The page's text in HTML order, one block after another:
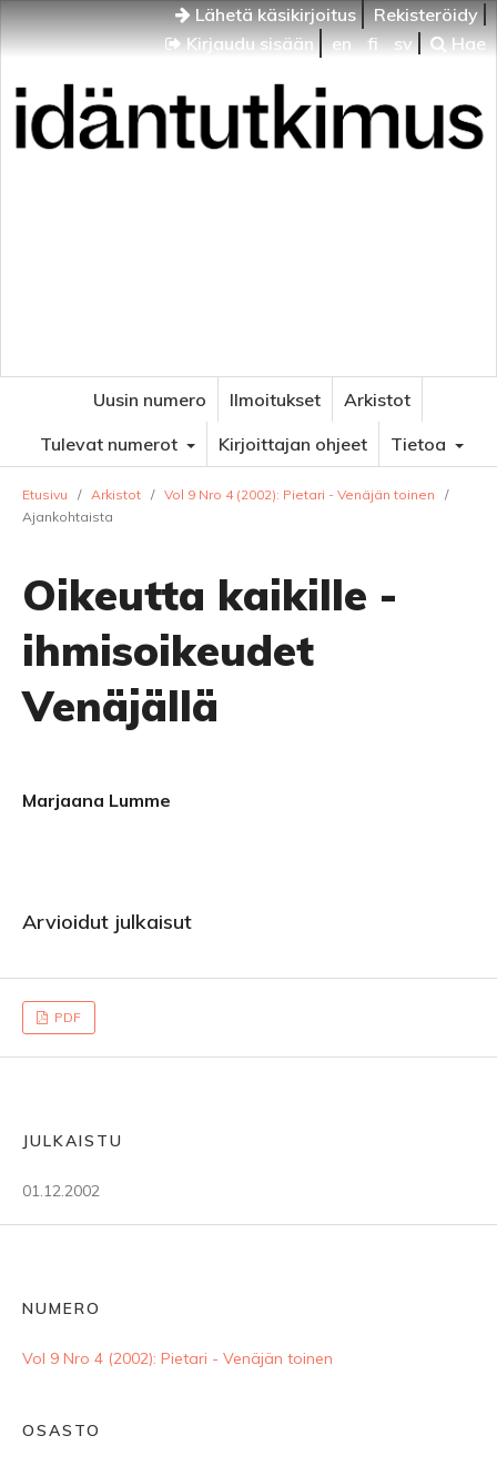
Lähetä käsikirjoitus
Rekisteröidy
Kirjaudu sisään
en fi sv Hae
Uusin numero Ilmoitukset
Arkistot
Tulevat numerot
Kirjoittajan ohjeet Tietoa
Etusivu / Arkistot / Vol 9 Nro 4 (2002): Pietari - Venäjän toinen
/
Ajankohtaista
Oikeutta kaikille -
ihmisoikeudet
Venäjällä
Marjaana Lumme
Arvioidut julkaisut
PDF
JULKAISTU
01.12.2002
NUMERO
Vol 9 Nro 4 (2002): Pietari - Venäjän toinen
OSASTO